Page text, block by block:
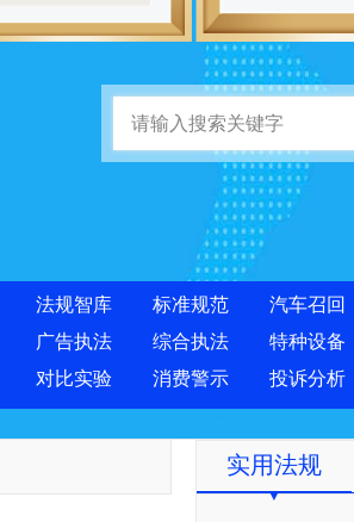
法规智库 标准规范 汽车召回
广告执法 综合执法 特种设备
对比实验 消费警示 投诉分析
实用法规